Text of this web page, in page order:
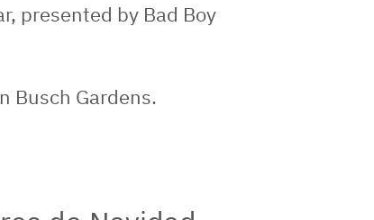
presented by Bad Boy